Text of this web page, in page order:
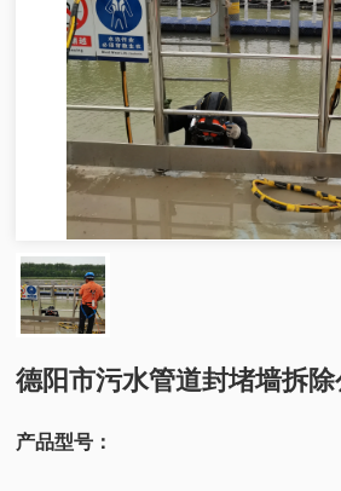
德阳市污水管道封堵墙拆除
产品型号：